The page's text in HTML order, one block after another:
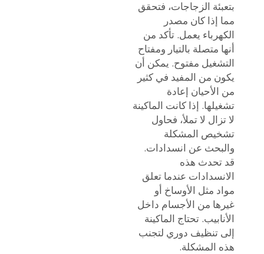
بتعبئة الزجاجات، فتحقق
مما إذا كان مصدر
الكهرباء يعمل. تأكد من
أنها متصلة بالتيار ومفتاح
التشغيل مفتوح. يمكن أن
يكون من المفيد في كثير
من الأحيان إعادة
تشغيلها. إذا كانت الماكينة
لا تزال لا تملأ، فحاول
تشخيص المشكلة
والبحث عن انسدادات.
قد تحدث هذه
الانسدادات عندما تعلق
مواد مثل الأوساخ أو
غيرها من الأجسام داخل
الأنابيب. تحتاج الماكينة
إلى تنظيف دوري لتجنب
هذه المشكلة.